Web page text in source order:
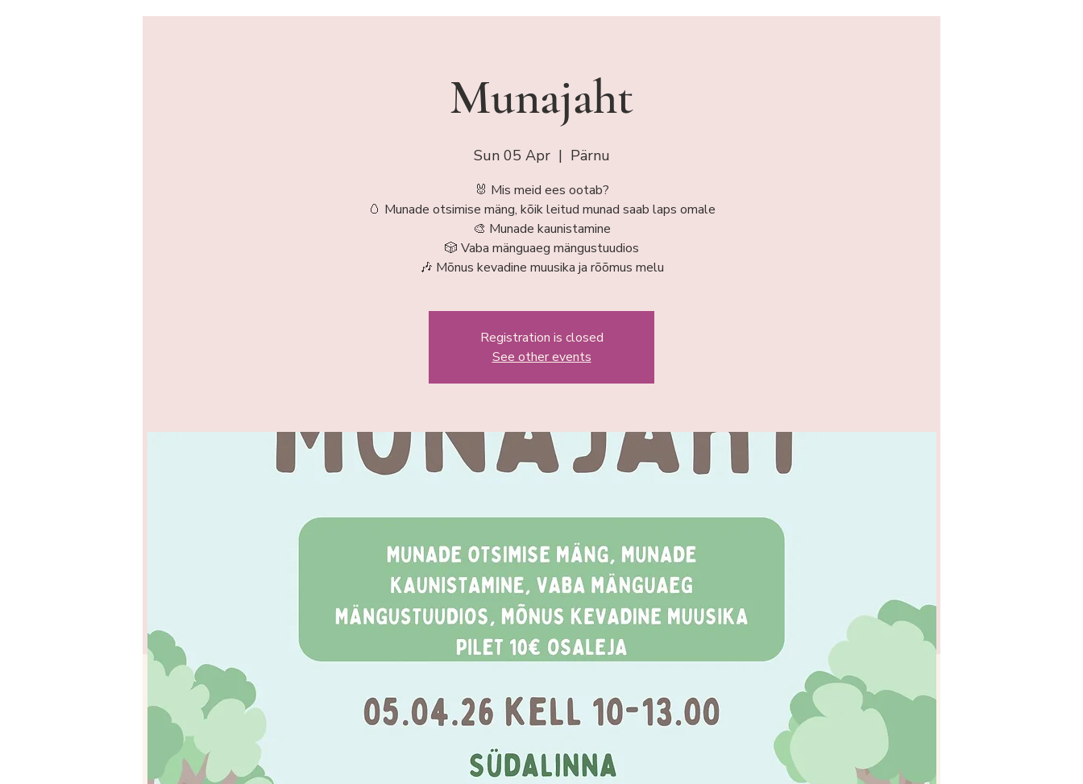
Munajaht
Sun 05 Apr
  |
Pärnu
🐰 Mis meid ees ootab?
🥚 Munade otsimise mäng, kõik leitud munad saab laps omale
🎨 Munade kaunistamine
🎲 Vaba mänguaeg mängustuudios
🎶 Mõnus kevadine muusika ja rõõmus melu
Registration is closed
See other events